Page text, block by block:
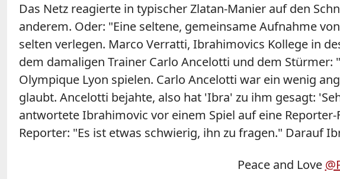
Das Netz reagierte in typischer Zlatan-Manier auf den
anderem. Oder: "Eine seltene, gemeinsame Aufnahme
selten verlegen. Marco Verratti, Ibrahimovics Kollege in
dem damaligen Trainer Carlo Ancelotti und dem
Olympique Lyon spielen. Carlo Ancelotti war ein wenig
glaubt. Ancelotti bejahte, also hat 'Ibra' zu ihm gesagt:
antwortete Ibrahimovic vor einem Spiel auf eine
Reporter: "Es ist etwas schwierig, ihn zu fragen." Darauf
Peace and Love